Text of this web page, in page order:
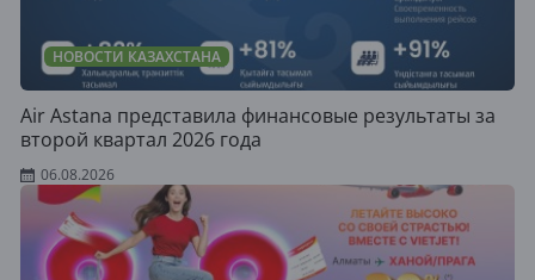
НОВОСТИ КАЗАХСТАНА
Air Astana представила финансовые результаты за
второй квартал 2026 года
06.08.2026